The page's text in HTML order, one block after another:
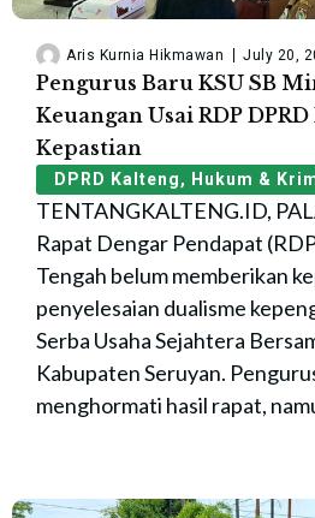
Aris Kurnia Hikmawan July 20,
Pengurus Baru KSU SB
Keuangan Usai RDP
Kepastian
DPRD Kalteng, Hukum &
TENTANGKALTENG.ID,
Rapat Dengar Pendapat
Tengah belum memberikan
penyelesaian dualisme
Serba Usaha Sejahtera
Kabupaten Seruyan.
menghormati hasil rapat,